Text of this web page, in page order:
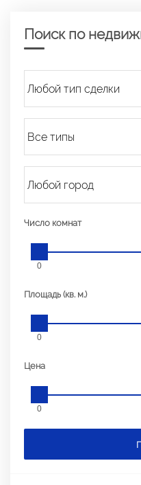
Поиск по
Число комнат
0
Площадь (кв. м.)
0
Цена
0